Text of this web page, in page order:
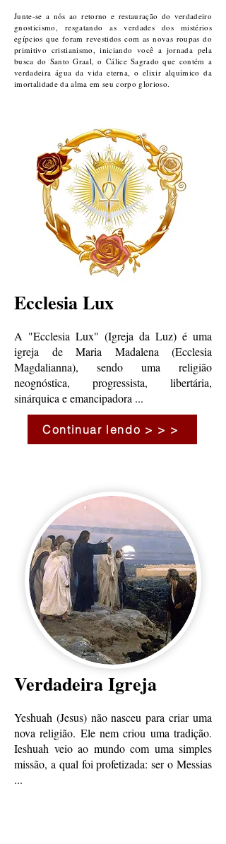
Junte-se a nósao retorno e restauração do verdadeiro
gnosticismo, resgatando as verdades dos mistérios
egípcios que foram revestidos com as novas roupas do
primitivo cristianismo, iniciando você a jornada pela
busca do Santo Graal, o Cálice Sagrado que contém a
verdadeira água da vida eterna, o elixir alquímico da
imortalidade da alma em seu corpo glorioso.
Ecclesia Lux
A "Ecclesia Lux" (Igreja da Luz) é uma
igreja de Maria Madalena (Ecclesia
Magdalianna), sendo uma religião
neognóstica, progressista, libertária,
sinárquica e emancipadora ...
Continuar lendo > > >
Verdadeira Igreja
Yeshuah (Jesus) não nasceu para criar uma
nova religião. Ele nem criou uma tradição.
Ieshuah veio ao mundo com uma simples
missão, a qual foi profetizada: ser o Messias
...